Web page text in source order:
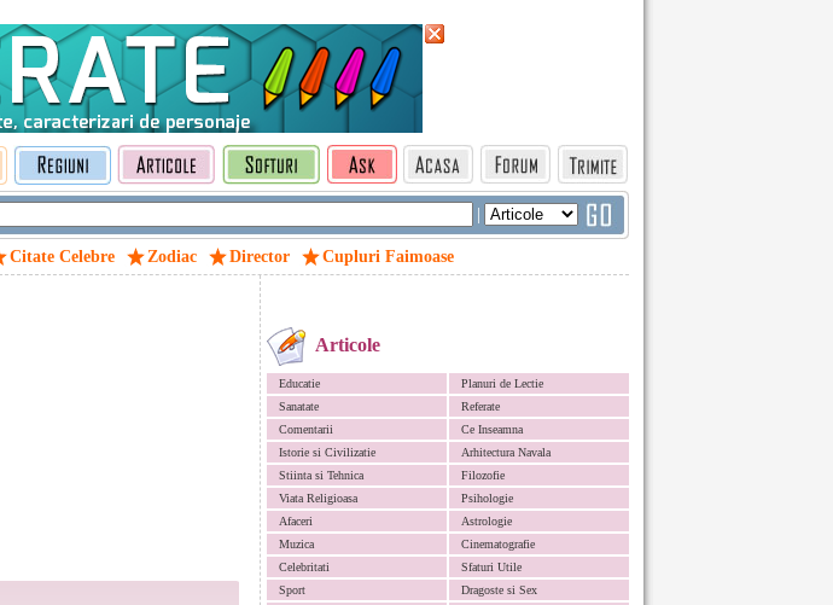
|
Citate Celebre Zodiac Director Cupluri Faimoase
Articole
Educatie
Planuri de Lectie
Sanatate
Referate
Comentarii
Ce Inseamna
Istorie si Civilizatie
Arhitectura Navala
Stiinta si Tehnica
Filozofie
Viata Religioasa
Psihologie
Afaceri
Astrologie
Muzica
Cinematografie
Celebritati
Sfaturi Utile
Sport
Dragoste si Sex